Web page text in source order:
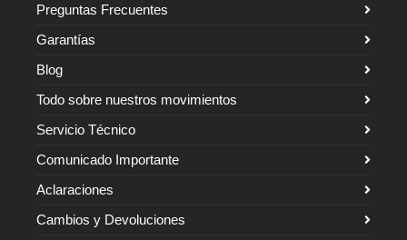
Preguntas Frecuentes
Garantías
Blog
Todo sobre nuestros movimientos
Servicio Técnico
Comunicado Importante
Aclaraciones
Cambios y Devoluciones